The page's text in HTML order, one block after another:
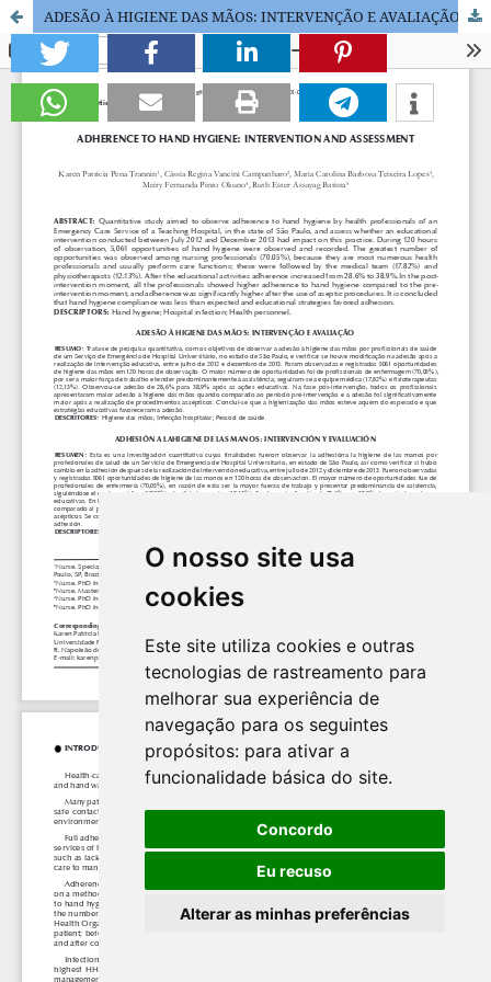
O nosso site usa
cookies
Este site utiliza cookies e outras
tecnologias de rastreamento para
melhorar sua experiência de
navegação para os seguintes
propósitos: para ativar a
funcionalidade básica do site.
Concordo
Eu recuso
Alterar as minhas preferências
ADESÃO À HIGIENE DAS MÃOS: INTERVENÇÃO E AVALIAÇÃO